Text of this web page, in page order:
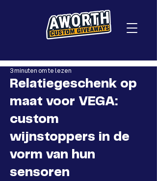
Relatiegeschenk op
maat voor VEGA:
custom
wijnstoppers in de
vorm van hun
sensoren
3 minuten om te lezen